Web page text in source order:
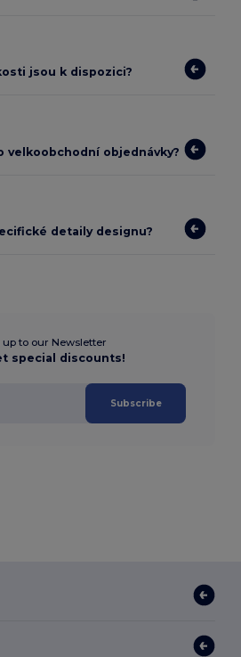
jsou k dispozici?
velkoobchodní objednávky?
detaily designu?
up to our Newsletter
special discounts!
Subscribe